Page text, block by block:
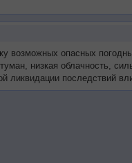
возможных опасных
низкая облачность,
последствий